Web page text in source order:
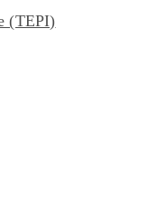
(TEPI)